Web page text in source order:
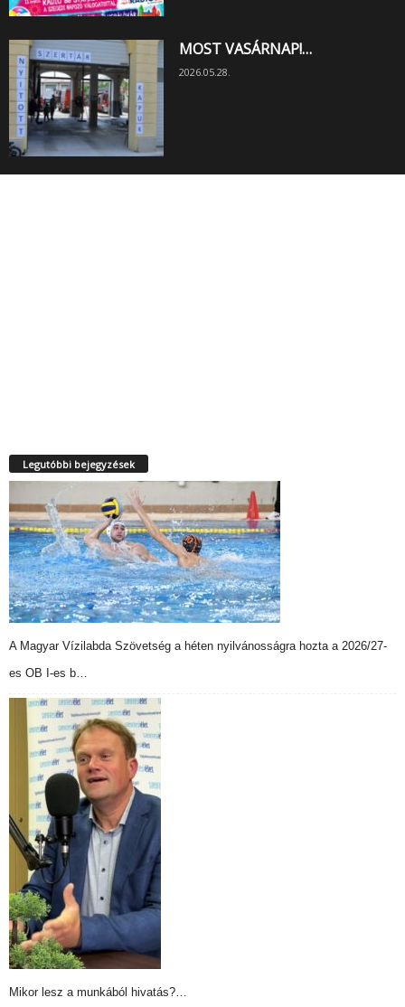
MOST VASÁRNAP!…
2026.05.28.
Legutóbbi bejegyzések
A Magyar Vízilabda Szövetség a héten nyilvánosságra hozta a 2026/27-
es OB I-es b…
Mikor lesz a munkából hivatás?…